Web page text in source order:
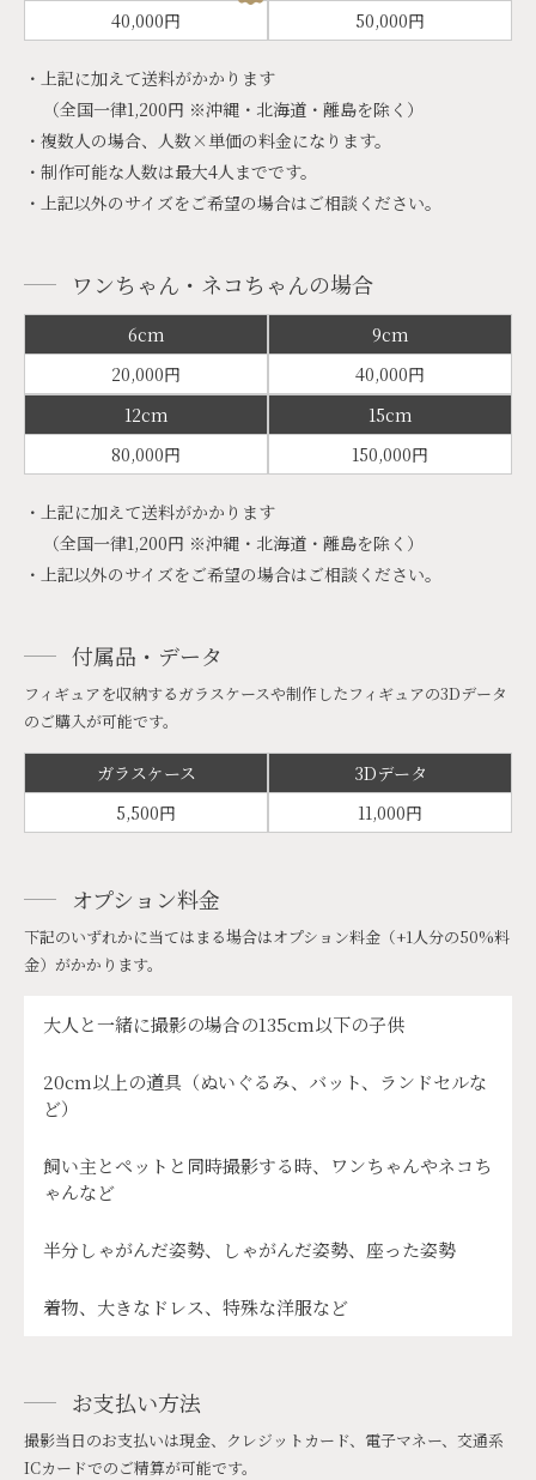
40,000円 50,000円
・上記に加えて送料がかかります
（全国一律1,200円 ※沖縄・北海道・離島を除く）
・複数人の場合、人数×単価の料金になります。
・制作可能な人数は最大4人までです。
・上記以外のサイズをご希望の場合はご相談ください。
ワンちゃん・ネコちゃんの場合
6cm
9cm
20,000円
40,000円
12cm
15cm
80,000円
150,000円
・上記に加えて送料がかかります
（全国一律1,200円 ※沖縄・北海道・離島を除く）
・上記以外のサイズをご希望の場合はご相談ください。
付属品・データ
フィギュアを収納するガラスケースや制作したフィギュアの3Dデータ
のご購入が可能です。
ガラスケース
3Dデータ
5,500円
11,000円
オプション料金
下記のいずれかに当てはまる場合はオプション料金（+1人分の50%料
金）がかかります。
大人と一緒に撮影の場合の135cm以下の子供
20cm以上の道具（ぬいぐるみ、バット、ランドセルな
ど）
飼い主とペットと同時撮影する時、ワンちゃんやネコち
ゃんなど
半分しゃがんだ姿勢、しゃがんだ姿勢、座った姿勢
着物、大きなドレス、特殊な洋服など
お支払い方法
撮影当日のお支払いは現金、クレジットカード、電子マネー、交通系
ICカードでのご精算が可能です。